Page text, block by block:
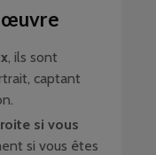
œuvre
, ils sont
captant
si vous
si vous êtes